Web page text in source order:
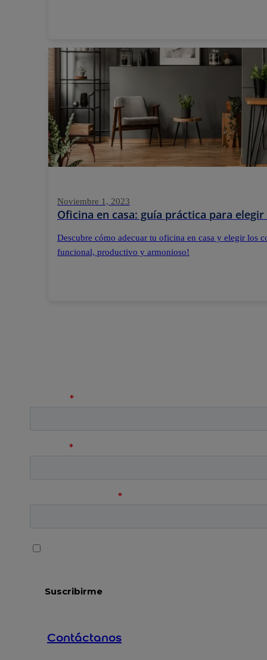
Noviembre 1, 2023
Oficina en casa: guía práctica para
Descubre cómo adecuar tu oficina en casa y elegir los
funcional, productivo y armonioso!
Contáctanos